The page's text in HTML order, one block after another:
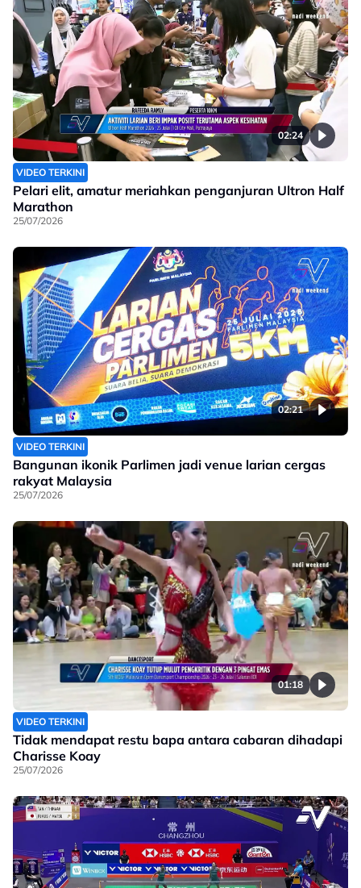
02:24
VIDEO TERKINI
Pelari elit, amatur meriahkan penganjuran Ultron Half
Marathon
25/07/2026
02:21
VIDEO TERKINI
Bangunan ikonik Parlimen jadi venue larian cergas
rakyat Malaysia
25/07/2026
01:18
VIDEO TERKINI
Tidak mendapat restu bapa antara cabaran dihadapi
Charisse Koay
25/07/2026